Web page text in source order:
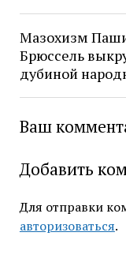
Мазохизм
Брюссель
дубиной
Ваш
Добавить
Для отправки
авторизоваться.